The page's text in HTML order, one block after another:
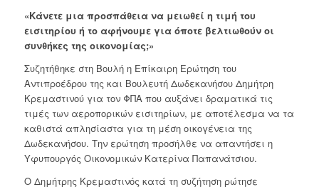
«Κάνετε μια προσπάθεια να μειωθεί η τιμή του
εισιτηρίου ή το αφήνουμε για όποτε βελτιωθούν οι
συνθήκες της οικονομίας;»
Συζητήθηκε στη Βουλή η Επίκαιρη Ερώτηση του
Αντιπροέδρου της και Βουλευτή Δωδεκανήσου Δημήτρη
Κρεμαστινού για τον ΦΠΑ που αυξάνει δραματικά τις
τιμές των αεροπορικών εισιτηρίων, με αποτέλεσμα να τα
καθιστά απλησίαστα για τη μέση οικογένεια της
Δωδεκανήσου. Την ερώτηση προσήλθε να απαντήσει η
Υφυπουργός Οικονομικών Κατερίνα Παπανάτσιου.
Ο Δημήτρης Κρεμαστινός κατά τη συζήτηση ρώτησε